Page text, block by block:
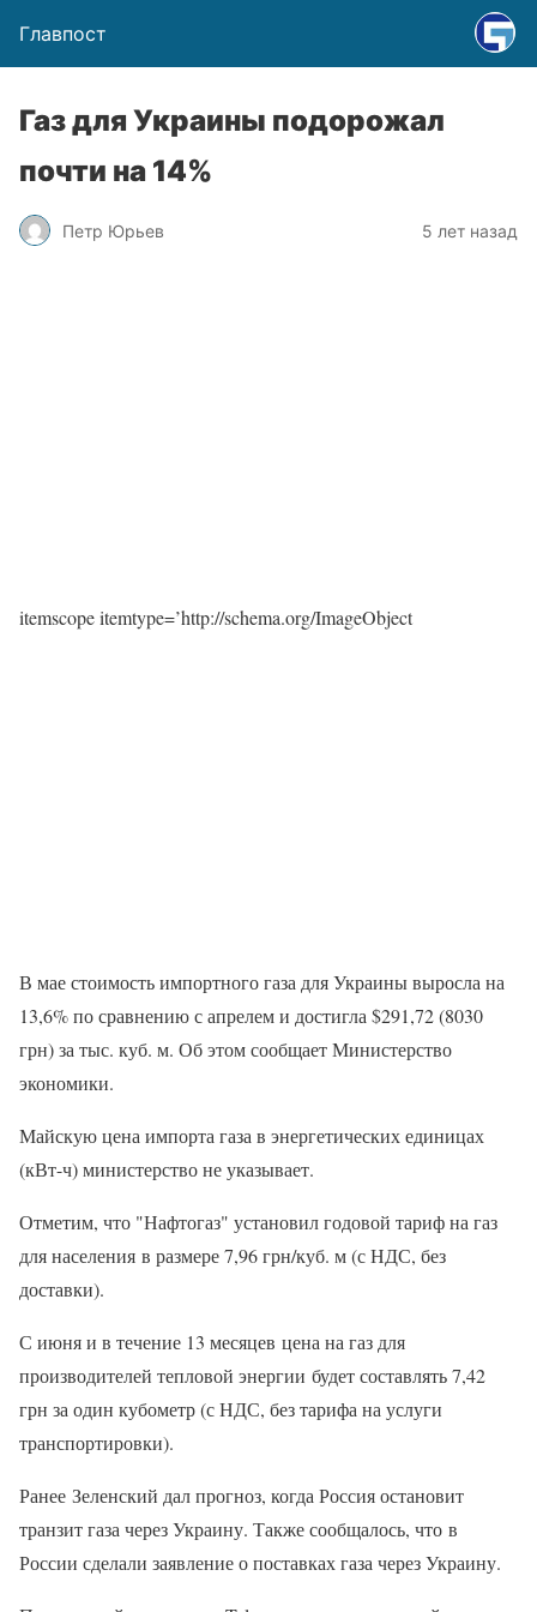
Главпост
Газ для Украины подорожал
почти на 14%
Петр Юрьев 5 лет назад
itemscope itemtype=’http://schema.org/ImageObject
В мае стоимость импортного газа для Украины выросла на
13,6% по сравнению с апрелем и достигла $291,72 (8030
грн) за тыс. куб. м. Об этом сообщает Министерство
экономики.
Майскую цена импорта газа в энергетических единицах
(кВт-ч) министерство не указывает.
Отметим, что "Нафтогаз" установил годовой тариф на газ
для населения в размере 7,96 грн/куб. м (с НДС, без
доставки).
С июня и в течение 13 месяцев цена на газ для
производителей тепловой энергии будет составлять 7,42
грн за один кубометр (с НДС, без тарифа на услуги
транспортировки).
Ранее Зеленский дал прогноз, когда Россия остановит
транзит газа через Украину. Также сообщалось, что в
России сделали заявление о поставках газа через Украину.